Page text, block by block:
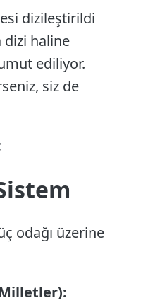
dizileştirildi
dizi haline
ediliyor.
siz de
odağı üzerine